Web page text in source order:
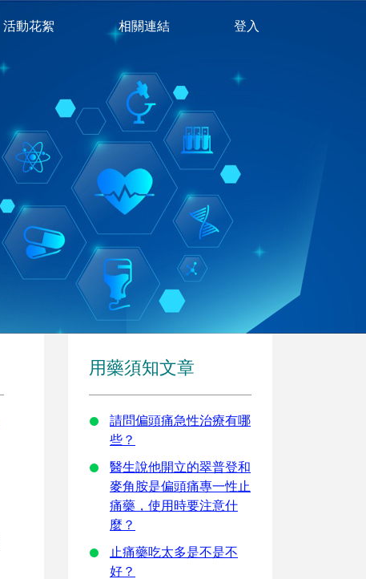
活動花絮 相關連結 登入
用藥須知文章
請問偏頭痛急性治療有哪
些？
醫生說他開立的翠普登和
麥角胺是偏頭痛專一性止
痛藥，使用時要注意什
麼？
止痛藥吃太多是不是不
好？